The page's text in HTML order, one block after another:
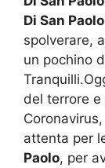
Di San Paolo
spolverare,
un pochino
del terrore
attenta per
Paolo, per